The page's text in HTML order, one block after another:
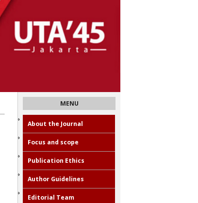
MENU
About the Journal
Focus and scope
Publication Ethics
Author Guidelines
Editorial Team